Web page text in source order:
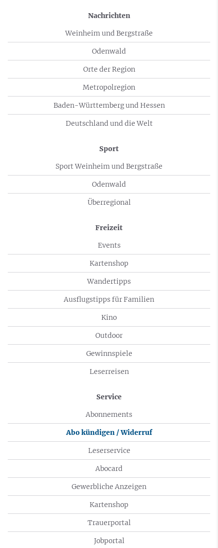
Nachrichten
Weinheim und Bergstraße
Odenwald
Orte der Region
Metropolregion
Baden-Württemberg und Hessen
Deutschland und die Welt
Sport
Sport Weinheim und Bergstraße
Odenwald
Überregional
Freizeit
Events
Kartenshop
Wandertipps
Ausflugstipps für Familien
Kino
Outdoor
Gewinnspiele
Leserreisen
Service
Abonnements
Abo kündigen / Widerruf
Leserservice
Abocard
Gewerbliche Anzeigen
Kartenshop
Trauerportal
Jobportal